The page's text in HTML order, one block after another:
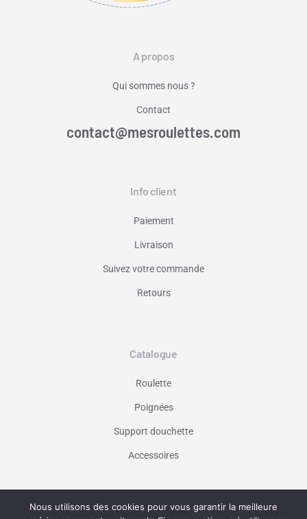
A propos
Qui sommes nous ?
Contact
contact@mesroulettes.com
Info client
Paiement
Livraison
Suivez votre commande
Retours
Catalogue
Roulette
Poignées
Support douchette
Accessoires
Vaniseo - votre agence web à Marseille -
Nous utilisons des cookies pour vous garantir la meilleure